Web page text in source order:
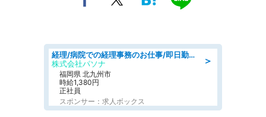
＞
経理/病院での経理事務のお仕事/即日勤務可/車通勤可/経理/一般事務
株式会社パソナ
福岡県 北九州市
時給1,380円
正社員
スポンサー：求人ボックス